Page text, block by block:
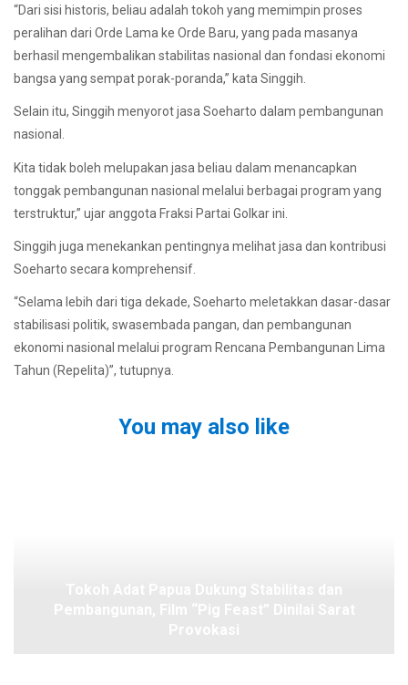
“Dari sisi historis, beliau adalah tokoh yang memimpin proses
peralihan dari Orde Lama ke Orde Baru, yang pada masanya
berhasil mengembalikan stabilitas nasional dan fondasi ekonomi
bangsa yang sempat porak-poranda,” kata Singgih.
Selain itu, Singgih menyorot jasa Soeharto dalam pembangunan
nasional.
Kita tidak boleh melupakan jasa beliau dalam menancapkan
tonggak pembangunan nasional melalui berbagai program yang
terstruktur,” ujar anggota Fraksi Partai Golkar ini.
Singgih juga menekankan pentingnya melihat jasa dan kontribusi
Soeharto secara komprehensif.
“Selama lebih dari tiga dekade, Soeharto meletakkan dasar-dasar
stabilisasi politik, swasembada pangan, dan pembangunan
ekonomi nasional melalui program Rencana Pembangunan Lima
Tahun (Repelita)”, tutupnya.
You may also like